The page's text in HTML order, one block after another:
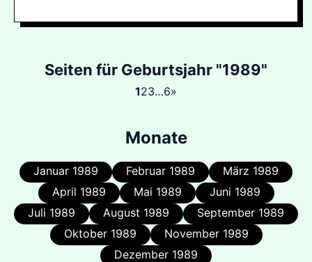
Seiten für Geburtsjahr "1989"
123…6»
Monate
Januar 1989 Februar 1989
März 1989
April 1989
Mai 1989
Juni 1989
Juli 1989
August 1989
September 1989
Oktober 1989
November 1989
Dezember 1989